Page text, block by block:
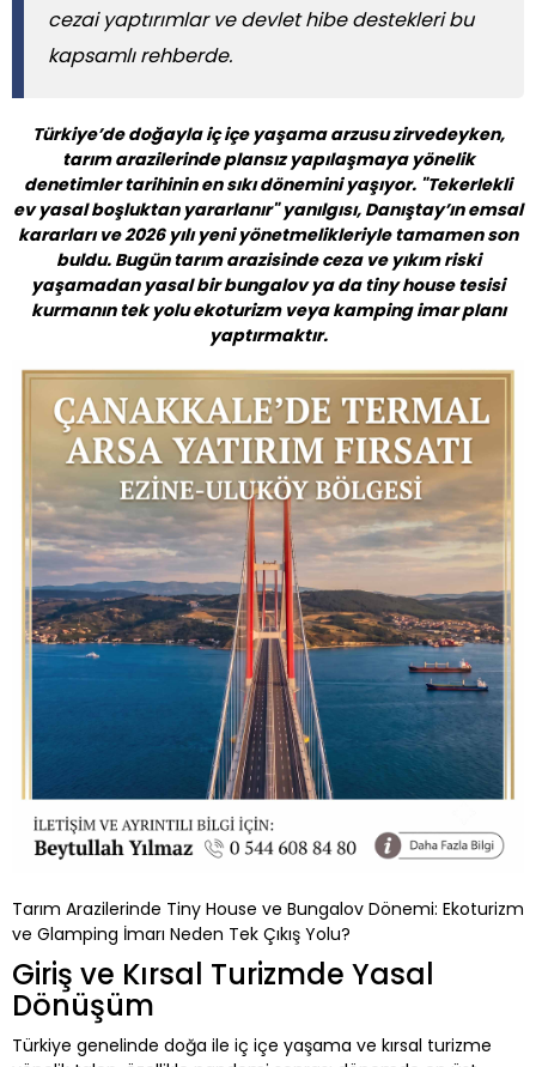
cezai yaptırımlar ve devlet hibe destekleri bu
kapsamlı rehberde.
Türkiye’de doğayla iç içe yaşama arzusu zirvedeyken,
tarım arazilerinde plansız yapılaşmaya yönelik
denetimler tarihinin en sıkı dönemini yaşıyor. "Tekerlekli
ev yasal boşluktan yararlanır" yanılgısı, Danıştay’ın emsal
kararları ve 2026 yılı yeni yönetmelikleriyle tamamen son
buldu. Bugün tarım arazisinde ceza ve yıkım riski
yaşamadan yasal bir bungalov ya da tiny house tesisi
kurmanın tek yolu ekoturizm veya kamping imar planı
yaptırmaktır.
Tarım Arazilerinde Tiny House ve Bungalov Dönemi: Ekoturizm
ve Glamping İmarı Neden Tek Çıkış Yolu?
Giriş ve Kırsal Turizmde Yasal
Dönüşüm
Türkiye genelinde doğa ile iç içe yaşama ve kırsal turizme